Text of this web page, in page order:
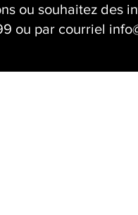
ou souhaitez des
ou par courriel